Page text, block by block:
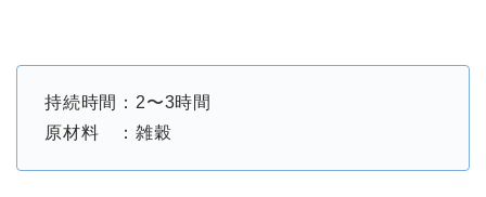
持続時間：2〜3時間
原材料 ：雑穀